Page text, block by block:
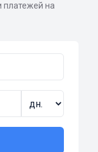
платежей на